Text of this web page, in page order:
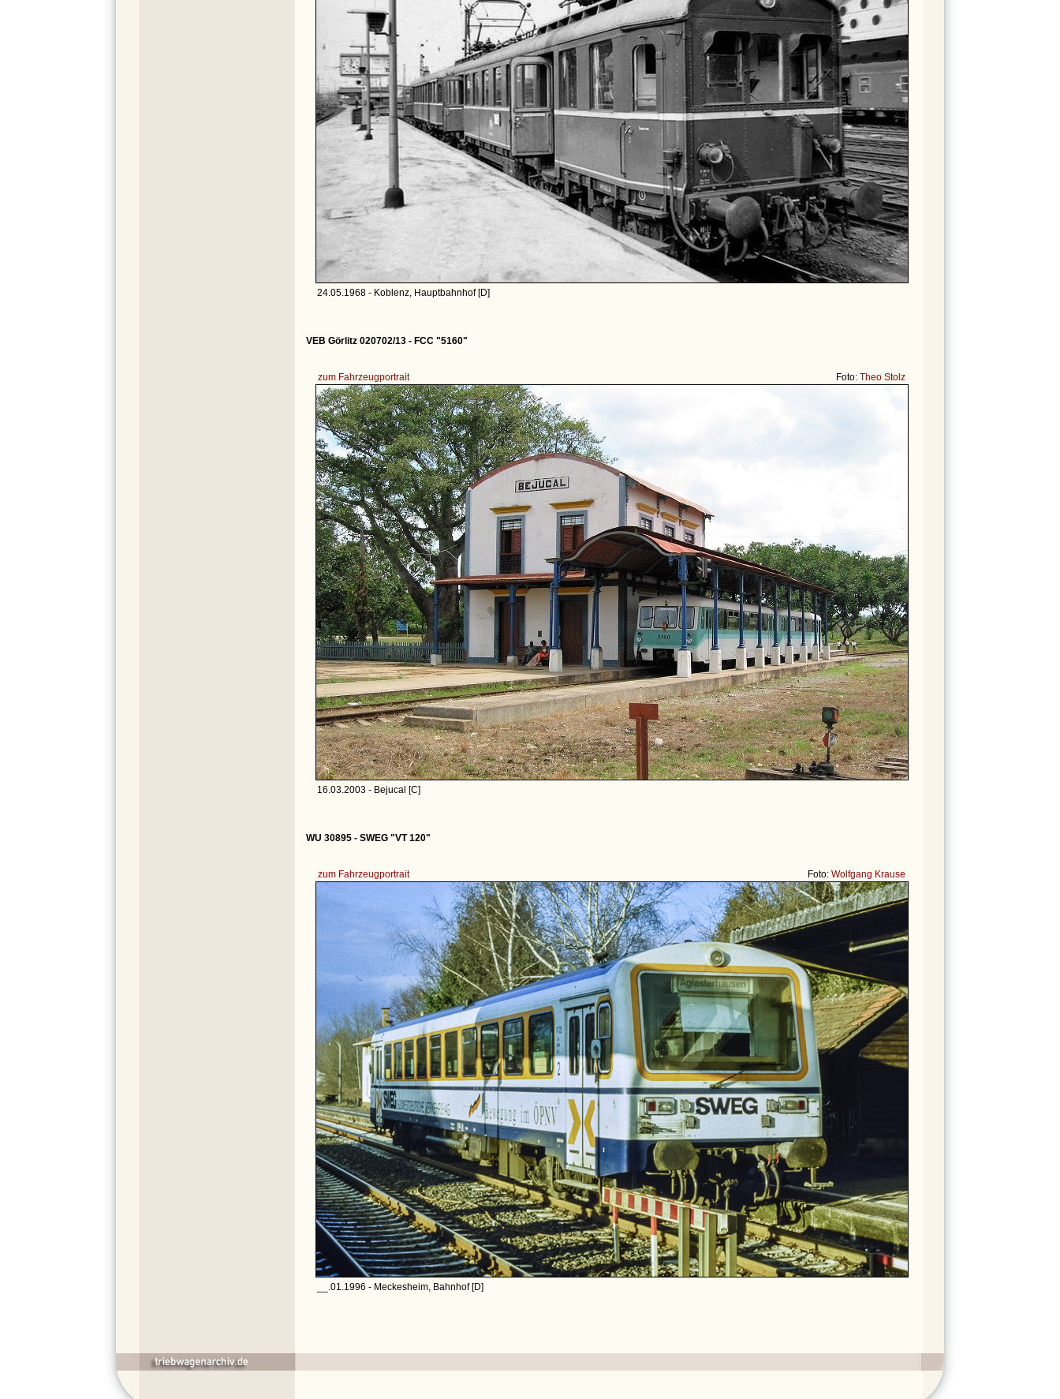
24.05.1968 - Koblenz, Hauptbahnhof [D]
VEB Görlitz 020702/13 - FCC "5160"
zum Fahrzeugportrait Foto: Theo Stolz
16.03.2003 - Bejucal [C]
WU 30895 - SWEG "VT 120"
zum Fahrzeugportrait Foto: Wolfgang Krause
__.01.1996 - Meckesheim, Bahnhof [D]